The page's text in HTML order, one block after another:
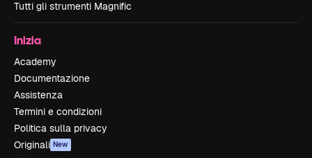
Tutti gli strumenti Magnific
Inizia
Academy
Documentazione
Assistenza
Termini e condizioni
Politica sulla privacy
Originali New